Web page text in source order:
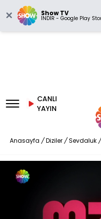
Show TV
İNDİR - Google Play
CANLI
YAYIN
Anasayfa / Diziler / Sevdaluk /